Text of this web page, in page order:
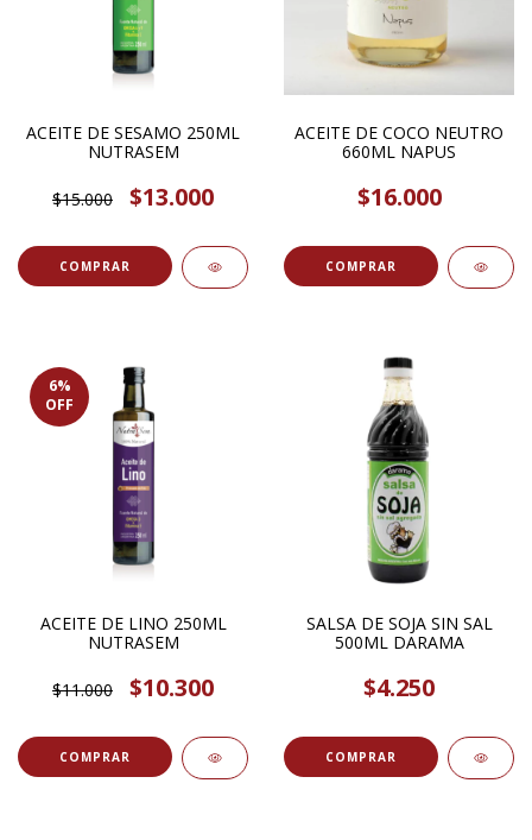
ACEITE DE SESAMO 250ML
NUTRASEM
$15.000 $13.000
ACEITE DE COCO NEUTRO
660ML NAPUS
$16.000
6%
OFF
ACEITE DE LINO 250ML
NUTRASEM
$11.000 $10.300
SALSA DE SOJA SIN SAL
500ML DARAMA
$4.250